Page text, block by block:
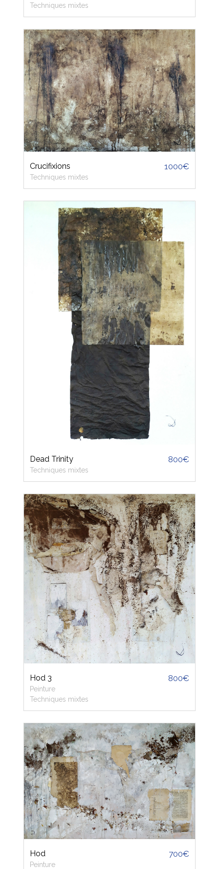
Techniques mixtes
Crucifixions
Techniques mixtes
1000€
Dead Trinity
Techniques mixtes
800€
Hod 3
Peinture
Techniques mixtes
800€
Hod
Peinture
700€